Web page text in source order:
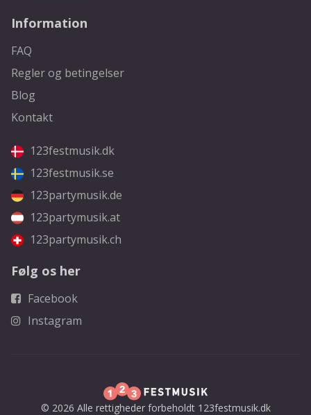
Information
FAQ
Regler og betingelser
Blog
Kontakt
123festmusik.dk
123festmusik.se
123partymusik.de
123partymusik.at
123partymusik.ch
Følg os her
Facebook
Instagram
© 2026 Alle rettigheder forbeholdt 123festmusik.dk